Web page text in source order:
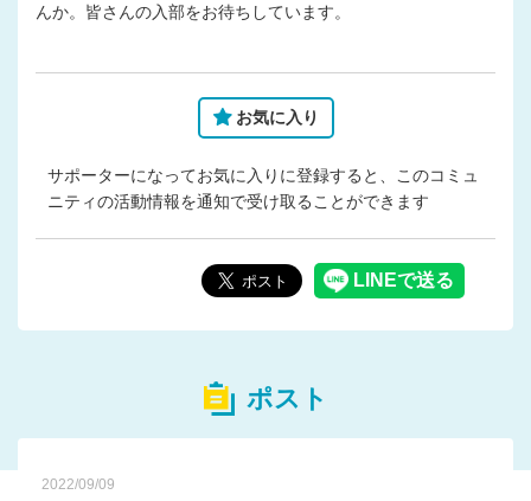
んか。皆さんの入部をお待ちしています。
お気に入り
サポーターになってお気に入りに登録すると、このコミュ
ニティの活動情報を通知で受け取ることができます
ポスト
2022/09/09